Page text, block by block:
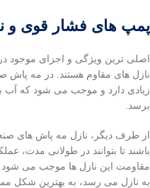
پمپ های فشار قوی و
اصلی ترین ویژگی و اجزای موجود
نازل های مقاوم هستند. در مه پاش
زیادی دارد و موجب می شود که آب
برسد.
از طرف دیگر، نازل مه پاش های
باشند تا بتوانند در طولانی مدت،
مقاومت این نازل ها موجب می شود
به نازل می رسد، به بهترین شکل